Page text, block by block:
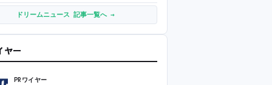
ドリームニュース 記事一覧へ →
ヤー
PRワイヤー